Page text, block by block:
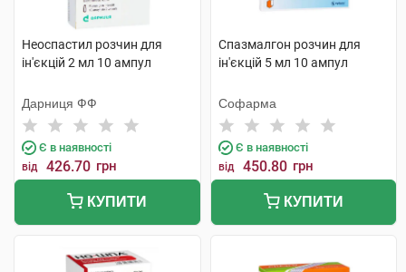
Неоспастил розчин для
ін'єкцій 2 мл 10 ампул
Дарниця ФФ
Є в наявності
від 426.70 грн
КУПИТИ
Спазмалгон розчин для
ін'єкцій 5 мл 10 ампул
Софарма
Є в наявності
від 450.80 грн
КУПИТИ